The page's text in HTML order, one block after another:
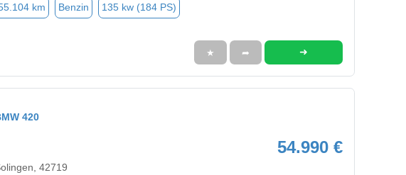
km Benzin 135 kw (184 PS)
★ ➦ ➜
420
54.990 €
42719